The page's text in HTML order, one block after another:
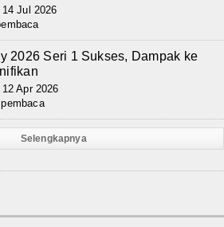
Jul 2026
2026 Seri 1 Sukses, Dampak ke
Apr 2026
Selengkapnya